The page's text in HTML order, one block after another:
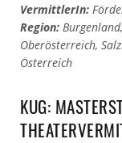
VermittlerIn:
Region: Burgenland,
Oberösterreich,
Österreich
KUG: